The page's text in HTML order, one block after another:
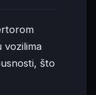
vozilima
što